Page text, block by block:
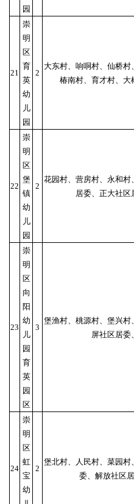
园
21
崇
明
区
育
英
幼
儿
园
2
大东村、响哃村、仙桥村
椿南村、育才村、大
22
崇
明
区
堡
镇
幼
儿
园
2
花园村、营房村、永和
居委、正大社区
23
崇
明
区
向
阳
幼
儿
园
育
英
园
区
3
堡渔村、桃源村、堡兴
屏社区居委
24
崇
明
区
虹
宝
幼
2
堡北村、人民村、菜园
委、解放社区